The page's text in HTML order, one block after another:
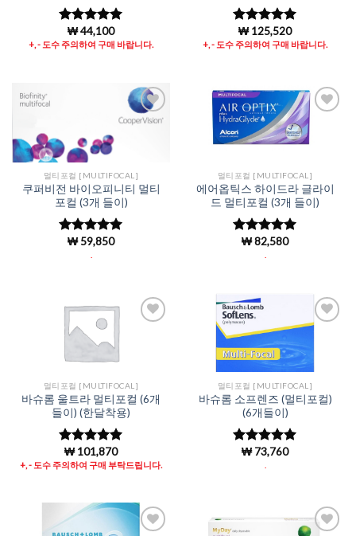
5 중에서
로 평가됨
₩44,100
+, - 도수 주의하여 구매 바랍니다.
5 중에서5
로 평가됨
₩125,520
+, - 도수 주의하여 구매 바랍니다.
Add to
멀티포컬 [MULTIFOCAL]
쿠퍼비전 바이오피니티 멀티
포컬 (3개 들이)
5 중에서
로 평가됨
₩59,850
Add to
Wishlist
멀티포컬 [MULTIFOCAL]
에어옵틱스 하이드라 글라이
드 멀티포컬 (3개 들이)
5 중에서
로 평가됨
₩82,580
멀티포컬 [MULTIFOCAL]
바슈롬 울트라 멀티포컬 (6개
들이) (한달착용)
5 중에서5
로 평가됨
₩101,870
+, - 도수 주의하여 구매 부탁드립니다.
멀티포컬 [MULTIFOCAL]
바슈롬 소프렌즈 (멀티포컬)
(6개들이)
5 중에서
로 평가됨
₩73,760